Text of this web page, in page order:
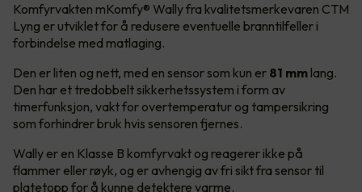
Komfyrvakten mKomfy® Wally fra kvalitetsmerkevaren CTM
Lyng er utviklet for å redusere eventuelle branntilfeller i
forbindelse med matlaging.
Den er liten og nett, med en sensor som kun er 81 mm lang.
Den har et tredobbelt sikkerhetssystem i form av
timerfunksjon, vakt for overtemperatur og tampersikring
som forhindrer bruk hvis sensoren fjernes.
Wally er en Klasse B komfyrvakt og reagerer ikke på
flammer eller røyk, og er avhengig av fri sikt fra sensor til
platetopp for å kunne detektere varme.